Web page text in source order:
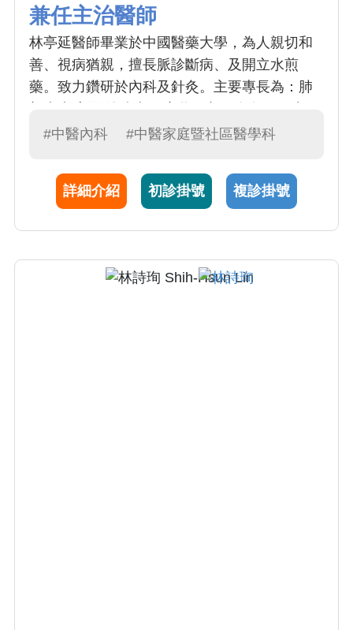
兼任主治醫師
林亭延醫師畢業於中國醫藥大學，為人親切和
善、視病猶親，擅長脈診斷病、及開立水煎
藥。致力鑽研於內科及針灸。主要專長為：肺
耳鼻喉科疾病(咽喉炎、眩暈、過敏性鼻炎、感
脹、便祕、腹瀉、痔瘡)、高血壓、糖尿病、睡
眠障礙、青春痘、濕疹、癌症調理、各種酸痛
#中醫內科 #中醫家庭暨社區醫學科
詳細介紹 初診掛號 複診掛號